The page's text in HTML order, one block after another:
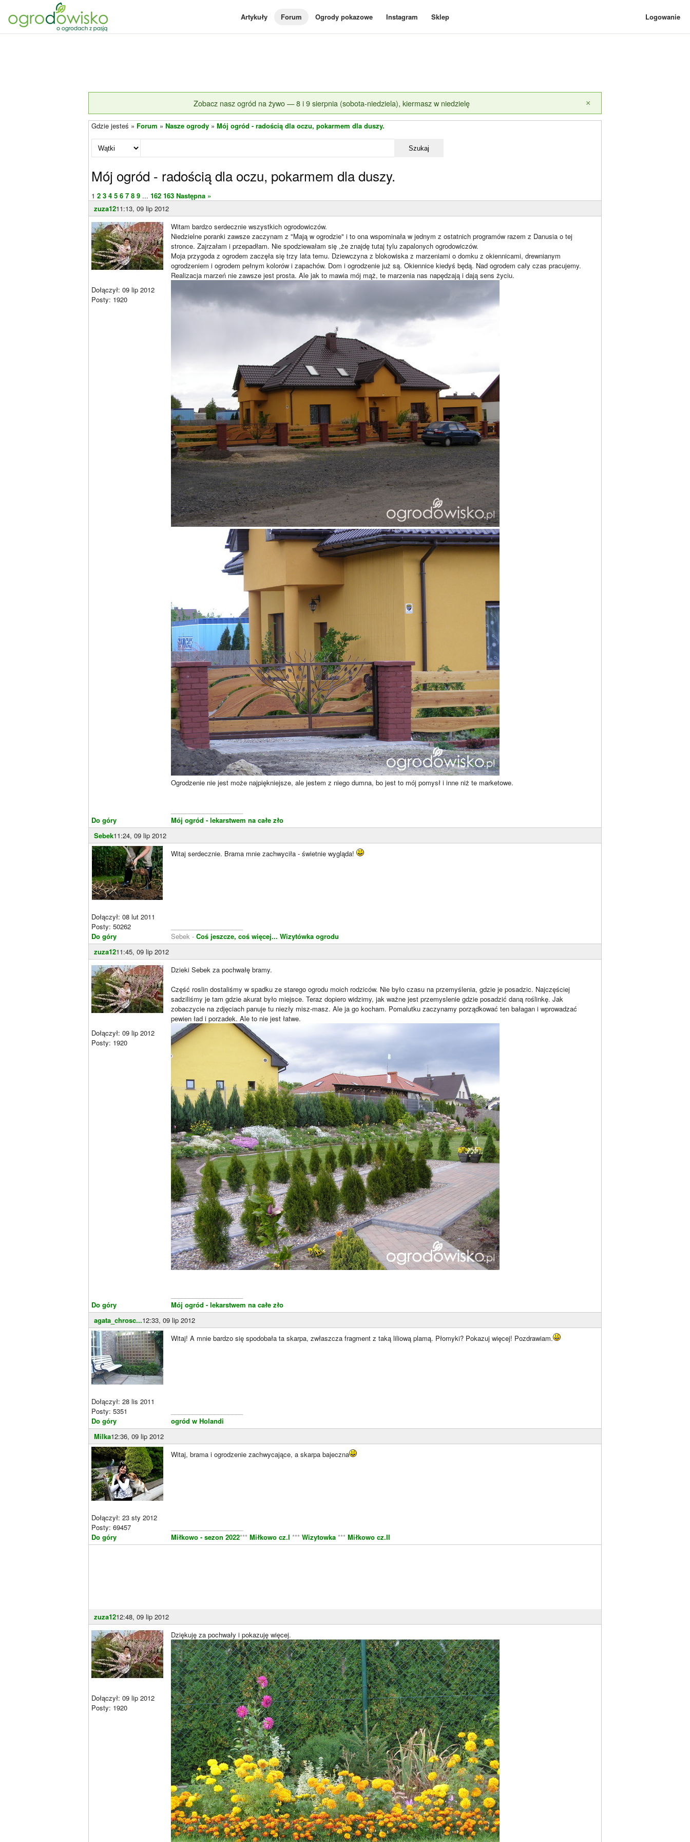
Artykuły Forum Ogrody pokazowe Instagram Sklep Logowanie
Zobacz nasz ogród na żywo — 8 i 9 sierpnia (sobota-niedziela), kiermasz w niedzielę ×
Gdzie jesteś » Forum » Nasze ogrody » Mój ogród - radością dla oczu, pokarmem dla duszy.
Szukaj
Mój ogród - radością dla oczu, pokarmem dla duszy.
1 2 3 4 5 6 7 8 9 ... 162 163 Następna »
zuza1211:13, 09 lip 2012
Dołączył: 09 lip 2012
Posty: 1920
Do góry
Witam bardzo serdecznie wszystkich ogrodowiczów.
Niedzielne poranki zawsze zaczynam z "Mają w ogrodzie" i to ona wspominała w jednym z ostatnich programów razem z Danusia o tej
stronce. Zajrzałam i przepadłam. Nie spodziewałam się ,że znajdę tutaj tylu zapalonych ogrodowiczów.
Moja przygoda z ogrodem zaczęła się trzy lata temu. Dziewczyna z blokowiska z marzeniami o domku z okiennicami, drewnianym
ogrodzeniem i ogrodem pełnym kolorów i zapachów. Dom i ogrodzenie już są. Okiennice kiedyś będą. Nad ogrodem cały czas pracujemy.
Realizacja marzeń nie zawsze jest prosta. Ale jak to mawia mój mąż, te marzenia nas napędzają i dają sens życiu.
Ogrodzenie nie jest może najpiękniejsze, ale jestem z niego dumna, bo jest to mój pomysł i inne niż te marketowe.
Mój ogród - lekarstwem na całe zło
Sebek11:24, 09 lip 2012
Dołączył: 08 lut 2011
Posty: 50262
Do góry
Witaj serdecznie. Brama mnie zachwyciła - świetnie wygląda!
Sebek - Coś jeszcze, coś więcej... Wizytówka ogrodu
zuza1211:45, 09 lip 2012
Dołączył: 09 lip 2012
Posty: 1920
Do góry
Dzieki Sebek za pochwałę bramy.
Część roslin dostaliśmy w spadku ze starego ogrodu moich rodziców. Nie było czasu na przemyślenia, gdzie je posadzic. Najczęściej
sadziliśmy je tam gdzie akurat było miejsce. Teraz dopiero widzimy, jak ważne jest przemyslenie gdzie posadzić daną roślinkę. Jak
zobaczycie na zdjęciach panuje tu niezły misz-masz. Ale ja go kocham. Pomalutku zaczynamy porządkować ten bałagan i wprowadzać
pewien ład i porzadek. Ale to nie jest łatwe.
Mój ogród - lekarstwem na całe zło
agata_chrosc...12:33, 09 lip 2012
Dołączył: 28 lis 2011
Posty: 5351
Do góry
Witaj! A mnie bardzo się spodobała ta skarpa, zwłaszcza fragment z taką liliową plamą. Płomyki? Pokazuj więcej! Pozdrawiam.
ogród w Holandi
Milka12:36, 09 lip 2012
Dołączył: 23 sty 2012
Posty: 69457
Do góry
Witaj, brama i ogrodzenie zachwycające, a skarpa bajeczna
Miłkowo - sezon 2022*** Miłkowo cz.I *** Wizytowka *** Miłkowo cz.II
zuza1212:48, 09 lip 2012
Dołączył: 09 lip 2012
Posty: 1920
Dziękuję za pochwały i pokazuję więcej.